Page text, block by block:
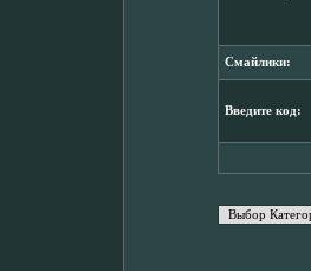
Смайлики:
Введите код: